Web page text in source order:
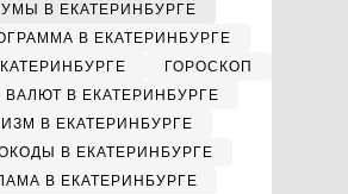
В ЕКАТЕРИНБУРГЕ
В ЕКАТЕРИНБУРГЕ
ГОРОСКОП
ВАЛЮТ В ЕКАТЕРИНБУРГЕ
В ЕКАТЕРИНБУРГЕ
В ЕКАТЕРИНБУРГЕ
В ЕКАТЕРИНБУРГЕ